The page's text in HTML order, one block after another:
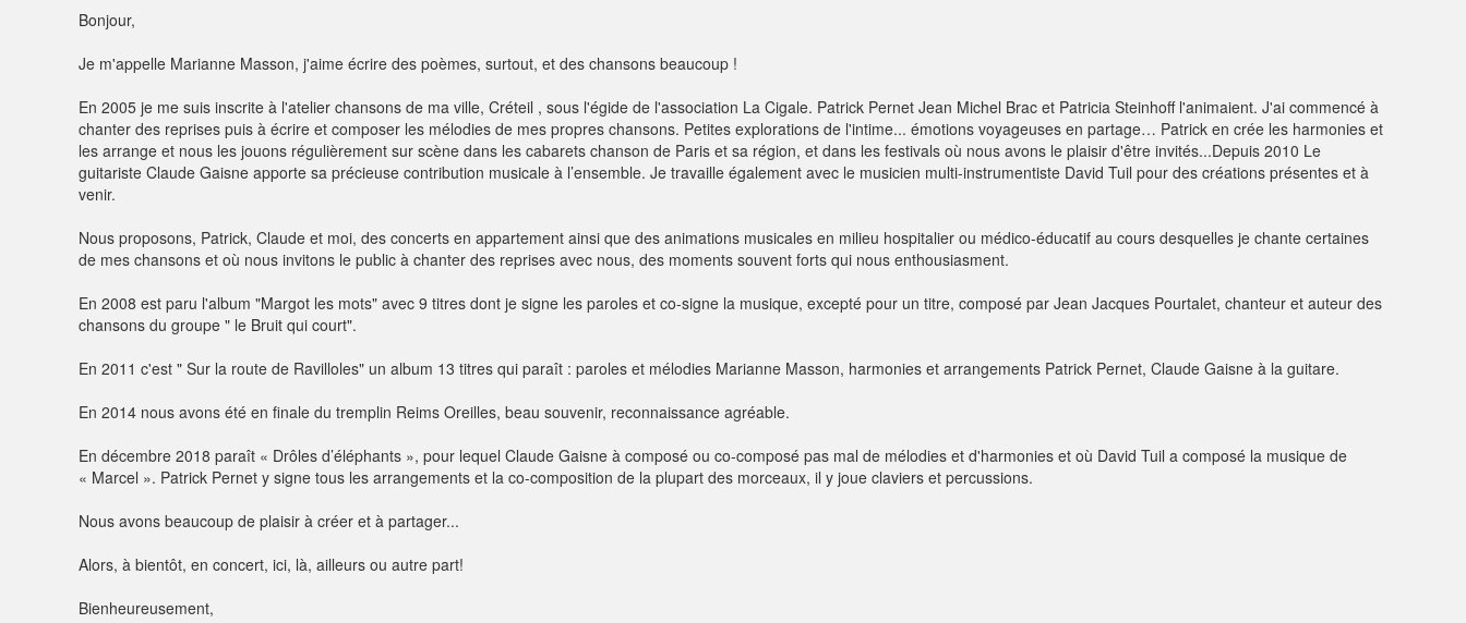
Bonjour,
Je m'appelle Marianne Masson, j'aime écrire des poèmes, surtout, et des chansons beaucoup !
En 2005 je me suis inscrite à l'atelier chansons de ma ville, Créteil , sous l'égide de l'association La Cigale. Patrick Pernet Jean Michel Brac et Patricia Steinhoff l'animaient. J'ai commencé à
chanter des reprises puis à écrire et composer les mélodies de mes propres chansons. Petites explorations de l'intime... émotions voyageuses en partage… Patrick en crée les harmonies et
les arrange et nous les jouons régulièrement sur scène dans les cabarets chanson de Paris et sa région, et dans les festivals où nous avons le plaisir d'être invités...Depuis 2010 Le
guitariste Claude Gaisne apporte sa précieuse contribution musicale à l’ensemble. Je travaille également avec le musicien multi-instrumentiste David Tuil pour des créations présentes et à
venir.
Nous proposons, Patrick, Claude et moi, des concerts en appartement ainsi que des animations musicales en milieu hospitalier ou médico-éducatif au cours desquelles je chante certaines
de mes chansons et où nous invitons le public à chanter des reprises avec nous, des moments souvent forts qui nous enthousiasment.
En 2008 est paru l'album "Margot les mots" avec 9 titres dont je signe les paroles et co-signe la musique, excepté pour un titre, composé par Jean Jacques Pourtalet, chanteur et auteur des
chansons du groupe " le Bruit qui court".
En 2011 c'est " Sur la route de Ravilloles" un album 13 titres qui paraît : paroles et mélodies Marianne Masson, harmonies et arrangements Patrick Pernet, Claude Gaisne à la guitare.
En 2014 nous avons été en finale du tremplin Reims Oreilles, beau souvenir, reconnaissance agréable.
En décembre 2018 paraît « Drôles d’éléphants », pour lequel Claude Gaisne à composé ou co-composé pas mal de mélodies et d'harmonies et où David Tuil a composé la musique de
« Marcel ». Patrick Pernet y signe tous les arrangements et la co-composition de la plupart des morceaux, il y joue claviers et percussions.
Nous avons beaucoup de plaisir à créer et à partager...
Alors, à bientôt, en concert, ici, là, ailleurs ou autre part!
Bienheureusement,